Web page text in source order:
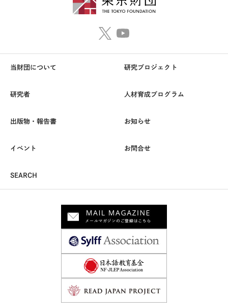
当財団について 研究プロジェクト
研究者 人材育成プログラム
出版物・報告書 お知らせ
イベント お問合せ
SEARCH